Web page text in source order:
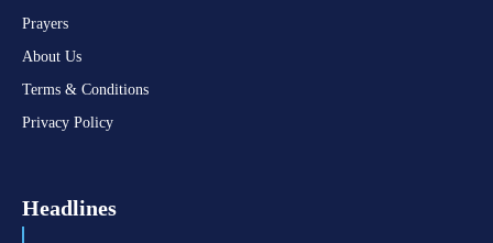
Prayers
About Us
Terms & Conditions
Privacy Policy
Headlines